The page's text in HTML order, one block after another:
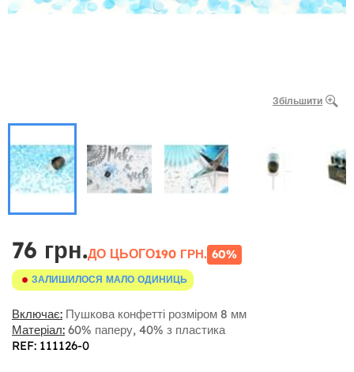
Збільшити
76 грн.ДО ЦЬОГО190 ГРН. 60%
ЗАЛИШИЛОСЯ МАЛО ОДИНИЦЬ
Включає: Пушкова конфетті розміром 8 мм
Матеріал: 60% паперу, 40% з пластика
REF: 111126-0